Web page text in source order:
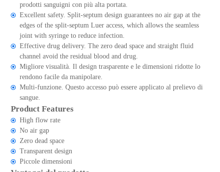
prodotti sanguigni con più alta portata.
Excellent safety. Split-septum design guarantees no air gap at the
edges of the split-septum Luer access, which allows the seamless
joint with syringe to reduce infection.
Effective drug delivery. The zero dead space and straight fluid
channel avoid the residual blood and drug.
Migliore visualità. Il design trasparente e le dimensioni ridotte lo
rendono facile da manipolare.
Multi-funzione. Questo accesso può essere applicato al prelievo di
sangue.
Product Features
High flow rate
No air gap
Zero dead space
Transparent design
Piccole dimensioni